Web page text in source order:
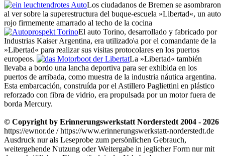
Los ciudadanos de Bremen se asombraron
al ver sobre la superestructura del buque-escuela »Libertad«, un auto
rojo firmemente amarrado al techo de la cocina
El auto Torino, desarrollado y fabricado por
Industrias Kaiser Argentina, era utilizado\a por el comandante de la
»Libertad« para realizar sus visitas protocolares en los puertos
europeos.
La »Libertad« también
llevaba a bordo una lancha deportiva para ser exhibida en los
puertos de arribada, como muestra de la industria náutica argentina.
Esta embarcación, construída por el Astillero Pagliettini en plástico
reforzado con fibra de vidrio, era propulsada por un motor fuera de
borda Mercury.
© Copyright by Erinnerungswerkstatt Norderstedt 2004 - 2026
https://ewnor.de / https://www.erinnerungswerkstatt-norderstedt.de
Ausdruck nur als Leseprobe zum persönlichen Gebrauch,
weitergehende Nutzung oder Weitergabe in jeglicher Form nur mit